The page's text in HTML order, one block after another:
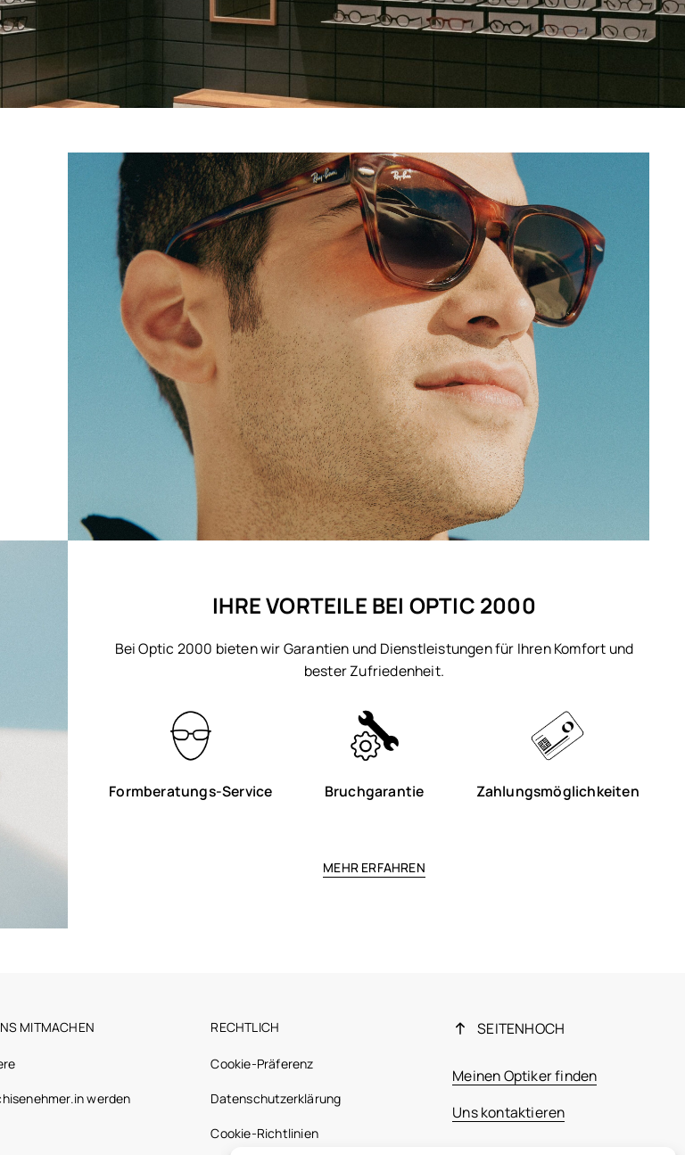
IHRE VORTEILE BEI OPTIC 2000
Bei Optic 2000 bieten wir Garantien und Dienstleistungen für Ihren Komfort und
bester Zufriedenheit.
Formberatungs-Service Bruchgarantie Zahlungsmöglichkeiten
MEHR ERFAHREN
MITMACHEN
werden
RECHTLICH
Cookie-Präferenz
Datenschutzerklärung
Cookie-Richtlinien
SEITENHOCH
Meinen Optiker finden
Uns kontaktieren